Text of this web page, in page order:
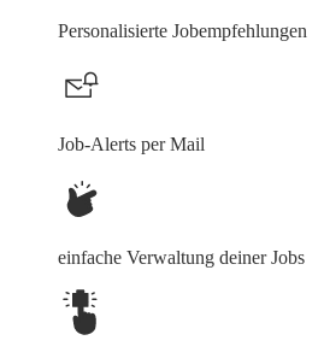
Personalisierte Jobempfehlungen
Job-Alerts per Mail
einfache Verwaltung deiner Jobs